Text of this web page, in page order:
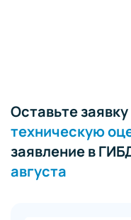
Оставьте заявку
техническую
заявление в
августа